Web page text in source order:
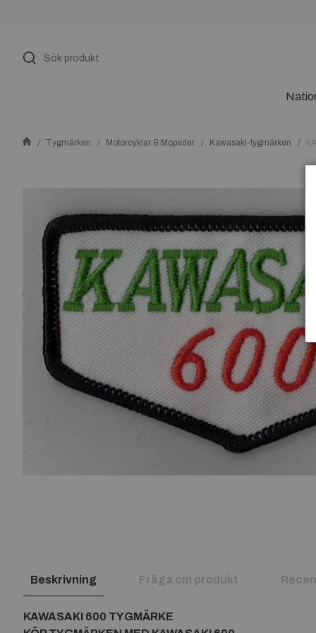
Tygmärken Motorcyklar & Mopeder Kawasaki-tygmärken
Beskrivning Fråga om produkt
KAWASAKI 600 TYGMÄRKE